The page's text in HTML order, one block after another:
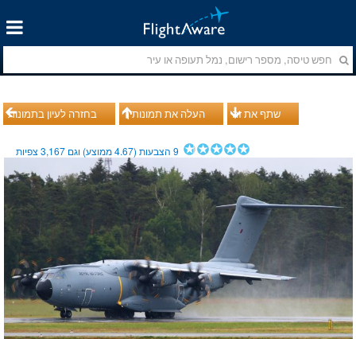
בחזרה לעיון בתמונות העלה את תמונותיך שתף את זה
9הצבעות (4.67ממוצע) וגם 3,167צפיות